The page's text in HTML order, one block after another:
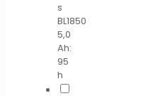
s
BL1850
5,0
Ah:
95
h